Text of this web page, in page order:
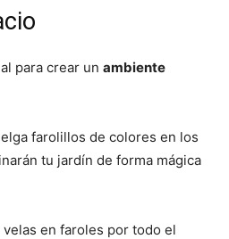
para crear un ambiente
farolillos de colores en los
tu jardín de forma mágica
velas en faroles por todo el